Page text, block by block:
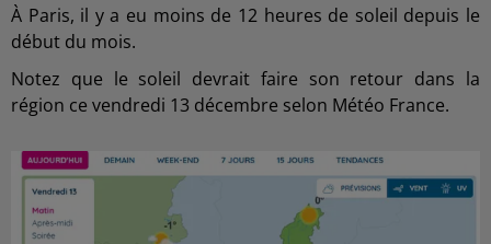
À Paris, il y a eu moins de 12 heures de soleil depuis le
début du mois.
Notez que le soleil devrait faire son retour dans la
région ce vendredi 13 décembre selon Météo France.